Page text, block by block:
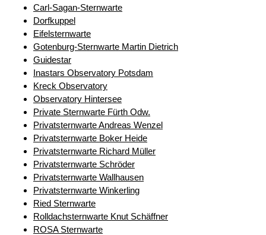
Carl-Sagan-Sternwarte
Dorfkuppel
Eifelsternwarte
Gotenburg-Sternwarte Martin Dietrich
Guidestar
Inastars Observatory Potsdam
Kreck Observatory
Observatory Hintersee
Private Sternwarte Fürth Odw.
Privatsternwarte Andreas Wenzel
Privatsternwarte Boker Heide
Privatsternwarte Richard Müller
Privatsternwarte Schröder
Privatsternwarte Wallhausen
Privatsternwarte Winkerling
Ried Sternwarte
Rolldachsternwarte Knut Schäffner
ROSA Sternwarte